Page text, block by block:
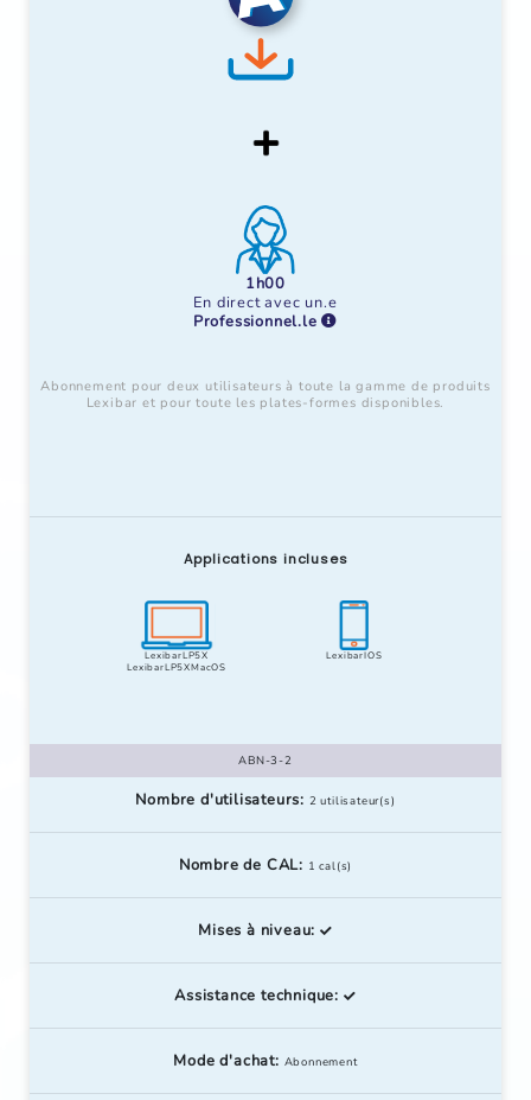
1h00
En direct avec un.e
Professionnel.le
Abonnement pour deux utilisateurs à toute la gamme de produits
Lexibar et pour toute les plates-formes disponibles.
Applications incluses
LexibarLP5X
LexibarLP5XMacOS
LexibarIOS
ABN-3-2
Nombre d'utilisateurs: 2 utilisateur(s)
Nombre de CAL: 1 cal(s)
Mises à niveau:
Assistance technique:
Mode d'achat: Abonnement